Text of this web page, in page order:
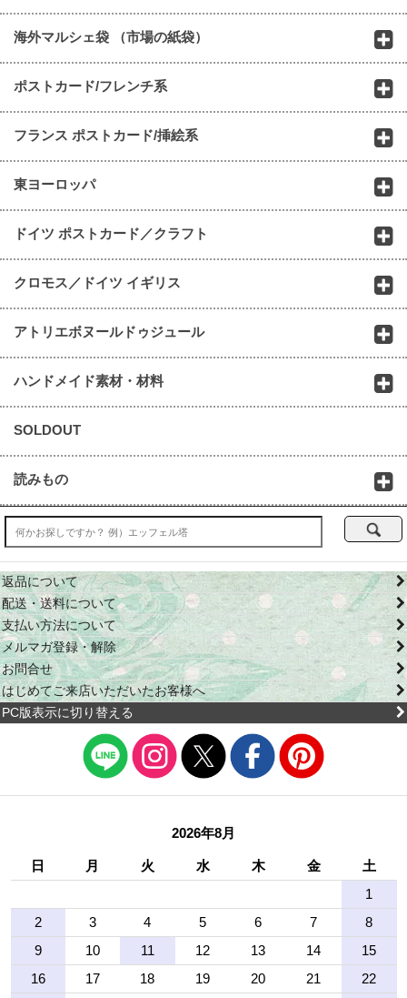
海外マルシェ袋 （市場の紙袋）
ポストカード/フレンチ系
フランス ポストカード/挿絵系
東ヨーロッパ
ドイツ ポストカード／クラフト
クロモス／ドイツ イギリス
アトリエボヌールドゥジュール
ハンドメイド素材・材料
SOLDOUT
読みもの
返品について
配送・送料について
支払い方法について
メルマガ登録・解除
お問合せ
はじめてご来店いただいたお客様へ
PC版表示に切り替える
2026年8月
日 月 火 水 木 金
土
1
2
3 4 5 6 7
8
9
10 11 12 13 14
15
16
17 18 19 20 21
22